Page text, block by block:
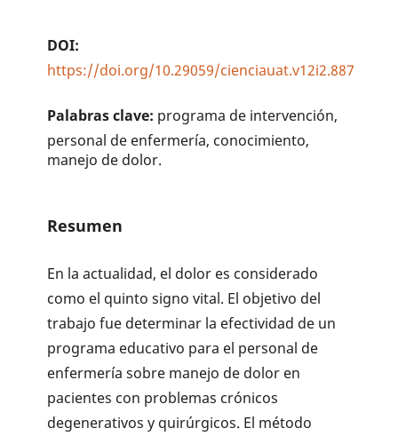
DOI:
https://doi.org/10.29059/cienciauat.v12i2.887
Palabras clave: programa de intervención,
personal de enfermería, conocimiento,
manejo de dolor.
Resumen
En la actualidad, el dolor es considerado
como el quinto signo vital. El objetivo del
trabajo fue determinar la efectividad de un
programa educativo para el personal de
enfermería sobre manejo de dolor en
pacientes con problemas crónicos
degenerativos y quirúrgicos. El método